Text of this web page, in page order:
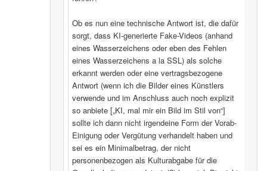
Ob es nun eine technische Antwort ist, die dafür
sorgt, dass KI-generierte Fake-Videos (anhand
eines Wasserzeichens oder eben des Fehlen
eines Wasserzeichens a la SSL) als solche
erkannt werden oder eine vertragsbezogene
Antwort (wenn ich die Bilder eines Künstlers
verwende und im Anschluss auch noch explizit
so anbiete [„KI, mal mir ein Bild im Stil von“]
sollte ich dann nicht irgendeine Form der Vorab-
Einigung oder Vergütung verhandelt haben und
sei es ein Minimalbetrag, der nicht
personenbezogen als Kulturabgabe für die